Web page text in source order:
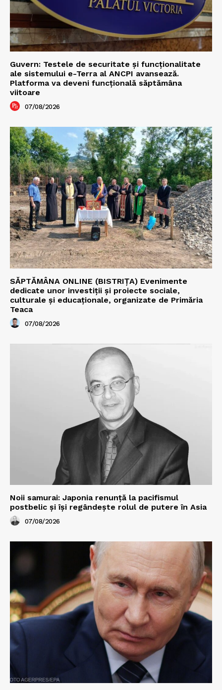
Guvern: Testele de securitate și funcționalitate
ale sistemului e-Terra al ANCPI avansează.
Platforma va deveni funcțională săptămâna
viitoare
07/08/2026
SĂPTĂMÂNA ONLINE (BISTRIȚA) Evenimente
dedicate unor investiții și proiecte sociale,
culturale și educaționale, organizate de Primăria
Teaca
07/08/2026
Noii samurai: Japonia renunță la pacifismul
postbelic și își regândește rolul de putere în Asia
07/08/2026